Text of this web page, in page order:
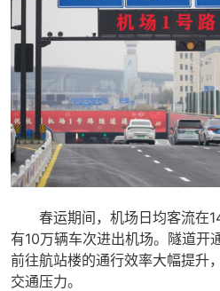
春运期间，机场日均客流在
有10万辆车次进出机场。隧道开
前往航站楼的通行效率大幅提升
交通压力。